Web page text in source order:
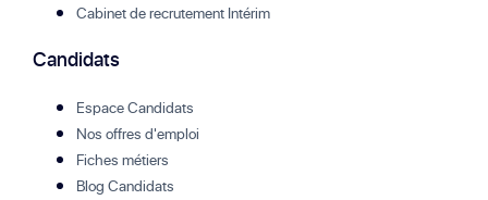
Cabinet de recrutement Intérim
Candidats
Espace Candidats
Nos offres d'emploi
Fiches métiers
Blog Candidats